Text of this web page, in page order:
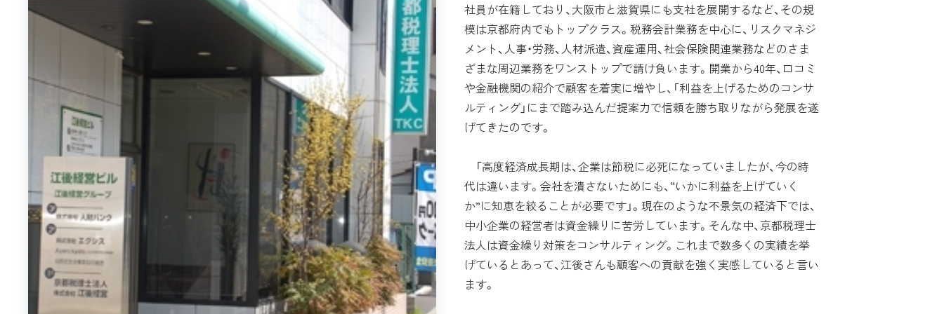
社員が在籍しており、大阪市と滋賀県にも支社を展開するなど、その規
模は京都府内でもトップクラス。税務会計業務を中心に、リスクマネジ
メント、人事・労務、人材派遣、資産運用、社会保険関連業務などのさま
ざまな周辺業務をワンストップで請け負います。開業から40年、口コミ
や金融機関の紹介で顧客を着実に増やし、「利益を上げるためのコンサ
ルティング」にまで踏み込んだ提案力で信頼を勝ち取りながら発展を遂
げてきたのです。
「高度経済成長期は、企業は節税に必死になっていましたが、今の時
代は違います。会社を潰さないためにも、“いかに利益を上げていく
か”に知恵を絞ることが必要です」。現在のような不景気の経済下では、
中小企業の経営者は資金繰りに苦労しています。そんな中、京都税理士
法人は資金繰り対策をコンサルティング。これまで数多くの実績を挙
げているとあって、江後さんも顧客への貢献を強く実感していると言い
ます。